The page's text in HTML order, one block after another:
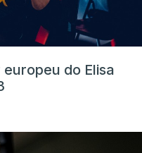
do Elisa